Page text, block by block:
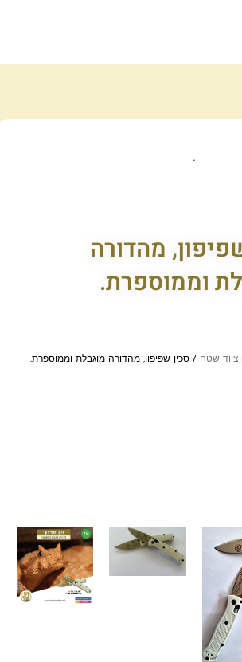
.
מהדורה
וממוספרת.
שטח / סכין שפיפון, מהדורה מוגבלת וממוספרת.